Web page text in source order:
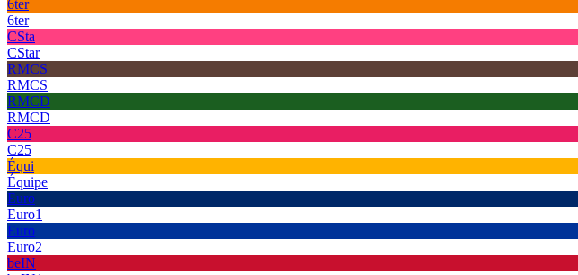
6ter
6ter
CSta
CStar
RMCS
RMCS
RMCD
RMCD
C25
C25
Équi
Équipe
Euro
Euro1
Euro
Euro2
beIN